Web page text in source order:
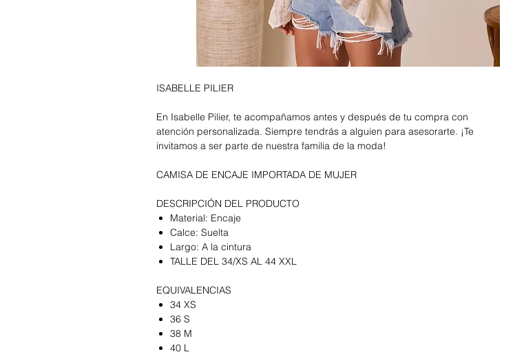
ISABELLE PILIER
En Isabelle Pilier, te acompañamos antes y después de tu compra con
atención personalizada. Siempre tendrás a alguien para asesorarte. ¡Te
invitamos a ser parte de nuestra familia de la moda!
CAMISA DE ENCAJE IMPORTADA DE MUJER
DESCRIPCIÓN DEL PRODUCTO
Material: Encaje
Calce: Suelta
Largo: A la cintura
TALLE DEL 34/XS AL 44 XXL
EQUIVALENCIAS
34 XS
36 S
38 M
40 L